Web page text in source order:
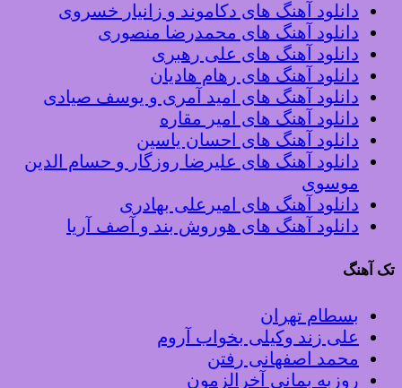
دانلود آهنگ های دکاموند و زانیار خسروی
دانلود آهنگ های محمدرضا منصوری
دانلود آهنگ های علی رهبری
دانلود آهنگ های رهام هادیان
دانلود آهنگ های امید آمری و یوسف صیادی
دانلود آهنگ های امیر مقاره
دانلود آهنگ های احسان یاسین
دانلود آهنگ های علیرضا روزگار و حسام الدین
موسوی
دانلود آهنگ های امیرعلی بهادری
دانلود آهنگ های هوروش بند و آصف آریا
تک آهنگ
بسطام تهران
علی زند وکیلی بخواب آروم
محمد اصفهانی رفتن
روزبه بمانی آخرالزمون